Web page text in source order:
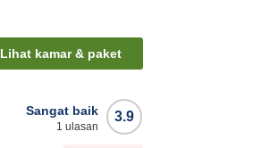
Lihat kamar & paket
3.9
Sangat baik
1 ulasan